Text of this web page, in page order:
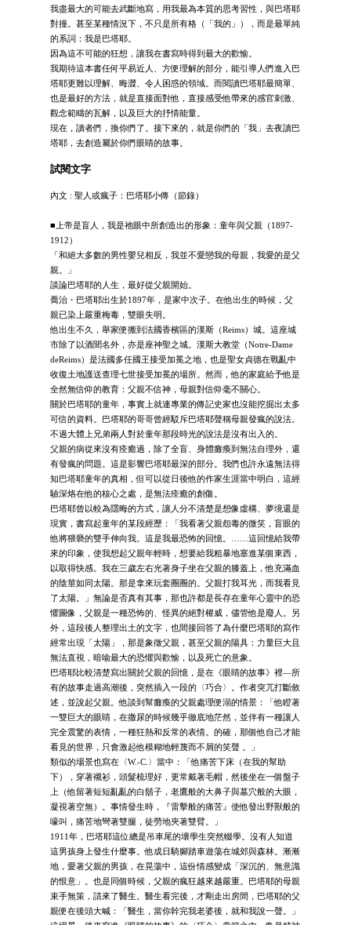
我盡最大的可能去武斷地寫，用我最為本質的思考習性，與巴塔耶
對撞。甚至某種情況下，不只是所有格（「我的」），而是最單純
的系詞：我是巴塔耶。
因為這不可能的狂想，讓我在書寫時得到最大的歡愉。
我期待這本書任何平易近人、方便理解的部分，能引導人們進入巴
塔耶更難以理解、晦澀、令人困惑的領域。而閱讀巴塔耶最簡單、
也是最好的方法，就是直接面對他，直接感受他帶來的感官刺激、
觀念範疇的瓦解，以及巨大的抒情能量。
現在，讀者們，換你們了。接下來的，就是你們的「我」去夜讀巴
塔耶，去創造屬於你們眼睛的故事。
試閱文字
內文 : 聖人或瘋子：巴塔耶小傳（節錄）
■上帝是盲人，我是祂眼中所創造出的形象：童年與父親（1897-
1912）
「和絕大多數的男性嬰兒相反，我並不愛戀我的母親，我愛的是父
親。」
談論巴塔耶的人生，最好從父親開始。
喬治・巴塔耶出生於1897年，是家中次子。在他出生的時候，父
親已染上嚴重梅毒，雙眼失明。
他出生不久，舉家便搬到法國香檳區的漢斯（Reims）城。這座城
市除了以酒聞名外，亦是座神聖之城。漢斯大教堂（Notre-Dame
deReims）是法國多任國王接受加冕之地，也是聖女貞德在戰亂中
收復土地護送查理七世接受加冕的場所。然而，他的家庭給予他是
全然無信仰的教育：父親不信神，母親對信仰毫不關心。
關於巴塔耶的童年，事實上就連專業的傳記史家也沒能挖掘出太多
可信的資料。巴塔耶的哥哥曾經駁斥巴塔耶聲稱母親發瘋的說法。
不過大體上兄弟兩人對於童年那段時光的說法是沒有出入的。
父親的病從來沒有痊癒過，除了全盲、身體癱瘓到無法自理外，還
有發瘋的問題。這是影響巴塔耶最深的部分。我們也許永遠無法得
知巴塔耶童年的真相，但可以從日後他的作家生涯當中明白，這經
驗深烙在他的核心之處，是無法痊癒的創傷。
巴塔耶曾以較為隱晦的方式，讓人分不清楚是想像虛構、夢境還是
現實，書寫起童年的某段經歷：「我看著父親怨毒的微笑，盲眼的
他將猥褻的雙手伸向我。這是我最恐怖的回憶。……這回憶給我帶
來的印象，使我想起父親年輕時，想要給我粗暴地塞進某個東西，
以取得快感。我在三歲左右光著身子坐在父親的膝蓋上，他充滿血
的陰莖如同太陽。那是拿來玩套圈圈的。父親打我耳光，而我看見
了太陽。」無論是否真有其事，那也許都是長存在童年心靈中的恐
懼圖像，父親是一種恐怖的、怪異的絕對權威，儘管他是廢人。另
外，這段後人整理出土的文字，也間接回答了為什麼巴塔耶的寫作
經常出現「太陽」，那是象徵父親，甚至父親的陽具：力量巨大且
無法直視，暗喻最大的恐懼與歡愉，以及死亡的意象。
巴塔耶比較清楚寫出關於父親的回憶，是在《眼睛的故事》裡—所
有的故事走過高潮後，突然插入一段的〈巧合〉。作者突兀打斷敘
述，並說起父親。他談到幫癱瘓的父親處理便溺的情景：「他瞪著
一雙巨大的眼睛，在撒尿的時候幾乎徹底地茫然，並伴有一種讓人
完全震驚的表情，一種狂熱和反常的表情。的確，那個他自己才能
看見的世界，只會激起他模糊地輕蔑而不屑的笑聲 。」
類似的場景也寫在〈W.-C.〉當中：「他痛苦下床（在我的幫助
下），穿著襯衫，頭髮梳理好，更常戴著毛帽，然後坐在一個盤子
上（他留著短短亂亂的白鬍子，老鷹般的大鼻子與墓穴般的大眼，
凝視著空無）。事情發生時，『雷擊般的痛苦』使他發出野獸般的
嚎叫，痛苦地彎著雙腿，徒勞地夾著雙臂。」
1911年，巴塔耶這位總是吊車尾的壞學生突然輟學。沒有人知道
這男孩身上發生什麼事。他成日騎腳踏車遊蕩在城郊與森林。漸漸
地，愛著父親的男孩，在晃蕩中，這份情感變成「深沉的、無意識
的恨意」。也是同個時候，父親的瘋狂越來越嚴重。巴塔耶的母親
束手無策，請來了醫生。醫生看完後，才剛走出房間，巴塔耶的父
親便在後頭大喊：「醫生，當你幹完我老婆後，就和我說一聲。」